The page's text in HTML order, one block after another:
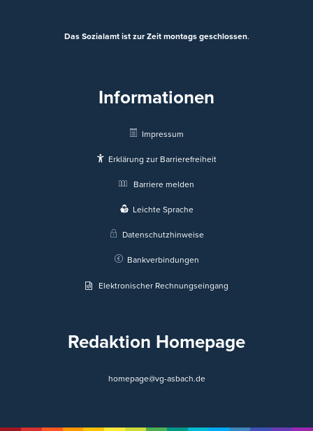
Das Sozialamt ist zur Zeit montags geschlossen.
Informationen
Impressum
Erklärung zur Barrierefreiheit
Barriere melden
Leichte Sprache
Datenschutzhinweise
Bankverbindungen
Elektronischer Rechnungseingang
Redaktion Homepage
homepage@vg-asbach.de